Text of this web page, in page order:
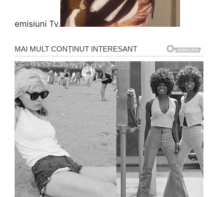
emisiuni Tv.